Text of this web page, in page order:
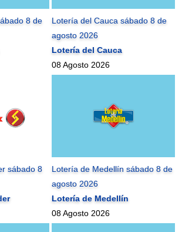
8 de
Lotería del Cauca sábado 8 de
agosto 2026
Lotería del Cauca
08 Agosto 2026
sábado 8
Lotería de Medellín sábado 8 de
agosto 2026
Lotería de Medellín
08 Agosto 2026